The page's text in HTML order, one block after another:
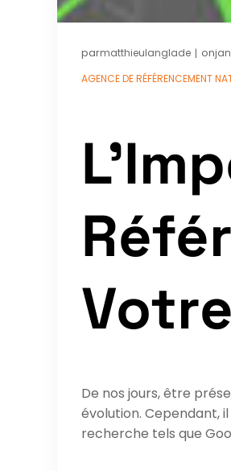
parmatthieulanglade | on
AGENCE DE RÉFÉRENCEMENT
De nos jours, être
évolution. Cependant,
recherche tels que